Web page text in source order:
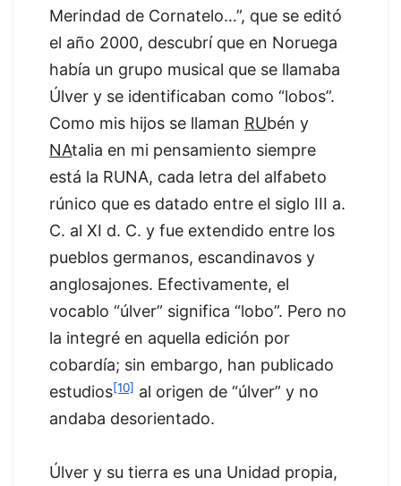
Merindad de Cornatelo…”, que se editó
el año 2000, descubrí que en Noruega
había un grupo musical que se llamaba
Úlver y se identificaban como “lobos”.
Como mis hijos se llaman RUbén y
NAtalia en mi pensamiento siempre
está la RUNA, cada letra del alfabeto
rúnico que es datado entre el siglo III a.
C. al XI d. C. y fue extendido entre los
pueblos germanos, escandinavos y
anglosajones. Efectivamente, el
vocablo “úlver” significa “lobo”. Pero no
la integré en aquella edición por
cobardía; sin embargo, han publicado
estudios[10] al origen de “úlver” y no
andaba desorientado.
Úlver y su tierra es una Unidad propia,